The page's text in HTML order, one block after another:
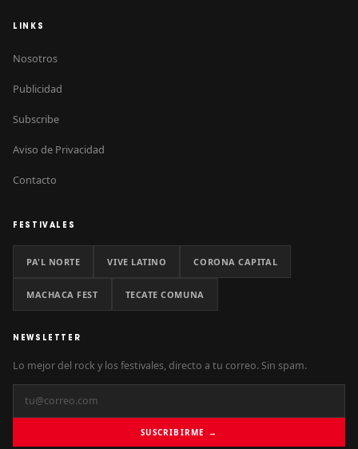
LINKS
Nosotros
Publicidad
Subscribe
Aviso de Privacidad
Contacto
FESTIVALES
PA'L NORTE VIVE LATINO CORONA CAPITAL
MACHACA FEST TECATE COMUNA
NEWSLETTER
Lo mejor del rock y los festivales, directo a tu correo. Sin spam.
SUSCRIBIRME →